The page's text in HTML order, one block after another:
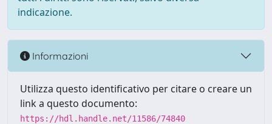
indicazione.
Informazioni
Utilizza questo identificativo per citare o creare un
link a questo documento:
https://hdl.handle.net/11586/74840